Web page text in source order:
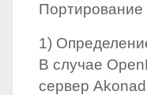
Портирование
1)
В случае
сервер